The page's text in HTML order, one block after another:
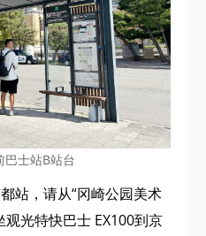
巴士站B站台
站，请从“冈崎公园美术
光特快巴士 EX100到京